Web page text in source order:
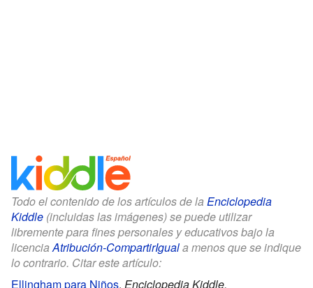
Todo el contenido de los artículos de la Enciclopedia
Kiddle (incluidas las imágenes) se puede utilizar
libremente para fines personales y educativos bajo la
licenciaAtribución-CompartirIguala menos que se indique
lo contrario. Citar este artículo:
Ellingham para Niños. Enciclopedia Kiddle.